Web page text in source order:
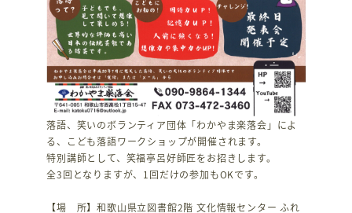
落語、笑いのボランティア団体「わかやま楽落会」によ
る、こども落語ワークショップが開催されます。
特別講師として、笑福亭呂好師匠をお招きします。
全3回となりますが、1回だけの参加もOKです。
【場 所】和歌山県立図書館2階 文化情報センター ふれ